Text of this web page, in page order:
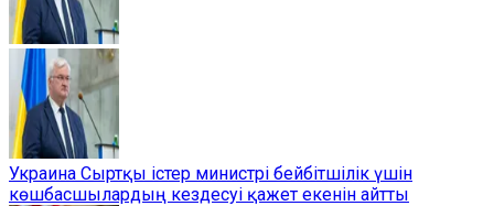
Украина Сыртқы істер министрі бейбітшілік үшін
көшбасшылардың кездесуі қажет екенін айтты